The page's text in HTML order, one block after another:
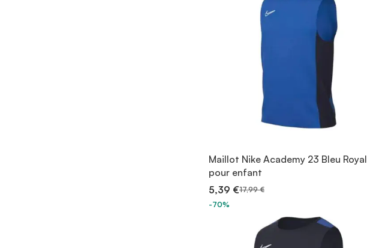
Maillot Nike Academy 23 Bleu Royal
pour enfant
5,39 €17,99 €
-70%